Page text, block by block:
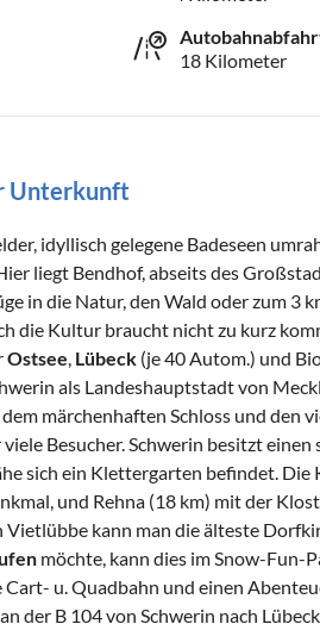
18 Kilometer
Unterkunft
idyllisch gelegene Badeseen
liegt Bendhof, abseits des
in die Natur, den Wald oder zum 3
die Kultur braucht nicht zu kurz
Ostsee Lübeck (je 40 Autom.) und
als Landeshauptstadt von
märchenhaften Schloss und den
Besucher. Schwerin besitzt einen
sich ein Klettergarten befindet.
und Rehna (18 km) mit der
Vietlübbe kann man die älteste
möchte, kann dies im Snow-Fun-
Cart- u. Quadbahn und einen
der B 104 von Schwerin nach